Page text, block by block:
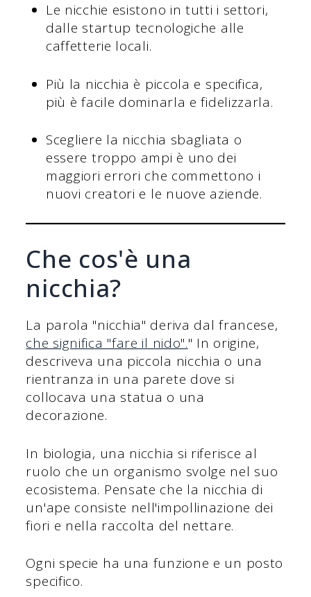
Le nicchie esistono in tutti i settori,
dalle startup tecnologiche alle
caffetterie locali.
Più la nicchia è piccola e specifica,
più è facile dominarla e fidelizzarla.
Scegliere la nicchia sbagliata o
essere troppo ampi è uno dei
maggiori errori che commettono i
nuovi creatori e le nuove aziende.
Che cos'è una
nicchia?
La parola "nicchia" deriva dal francese,
che significa "fare il nido"." In origine,
descriveva una piccola nicchia o una
rientranza in una parete dove si
collocava una statua o una
decorazione.
In biologia, una nicchia si riferisce al
ruolo che un organismo svolge nel suo
ecosistema. Pensate che la nicchia di
un'ape consiste nell'impollinazione dei
fiori e nella raccolta del nettare.
Ogni specie ha una funzione e un posto
specifico.